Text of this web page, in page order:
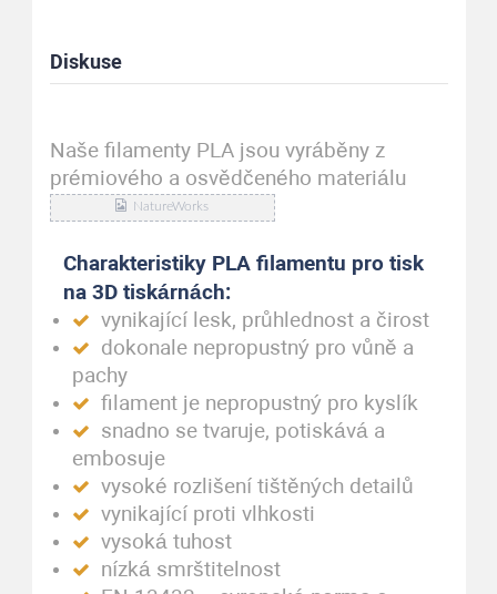
Diskuse
Naše filamenty PLA jsou vyráběny z
prémiového a osvědčeného materiálu
Charakteristiky PLA filamentu pro tisk
na 3D tiskárnách:
vynikající lesk, průhlednost a čirost
dokonale nepropustný pro vůně a
pachy
filament je nepropustný pro kyslík
snadno se tvaruje, potiskává a
embosuje
vysoké rozlišení tištěných detailů
vynikající proti vlhkosti
vysoká tuhost
nízká smrštitelnost